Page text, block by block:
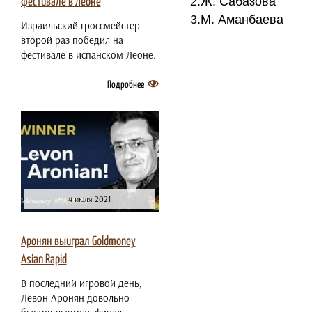
Израильский гроссмейстер
второй раз победил на
фестивале в испанском Леоне.
Подробнее
4 июля 2021
Аронян выиграл Goldmoney
Asian Rapid
В последний игровой день,
Левон Аронян довольно
3.М. Аманбаева